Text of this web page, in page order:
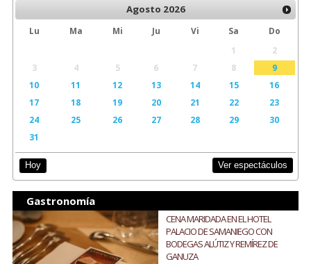
Agosto 2026
Lu Ma Mi Ju Vi Sa
Do
1
2
3
4 5 6 7 8
9
10
11 12 13 14 15
16
17
18 19 20 21 22
23
24
25 26 27 28 29
30
31
Hoy Ver espectáculos
Gastronomía
CENA MARIDADA EN EL HOTEL
PALACIO DE SAMANIEGO CON
BODEGAS ALÚTIZ Y REMÍREZ DE
GANUZA